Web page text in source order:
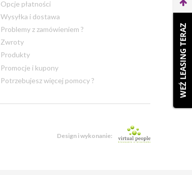
Opcje płatności
Wysyłka i dostawa
Problemy z zamówieniem ?
Zwroty
Produkty
Promocje i kupony
Potrzebujesz więcej pomocy ?
Design i wykonanie:
WEŹ LEASING TERAZ